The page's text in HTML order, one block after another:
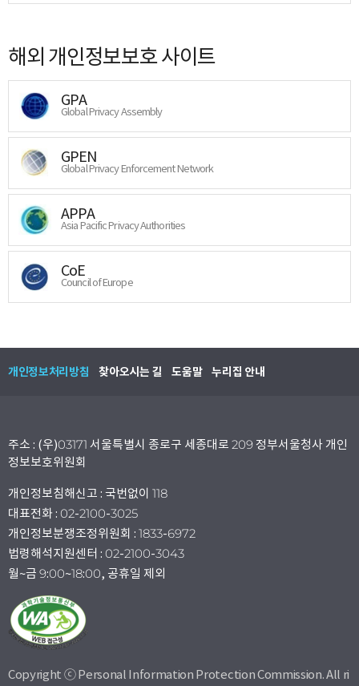
해외 개인정보보호 사이트
GPA
Global Privacy Assembly
GPEN
Global Privacy Enforcement Network
APPA
Asia Pacific Privacy Authorities
CoE
Council of Europe
개인정보처리방침 찾아오시는 길 도움말 누리집 안내
주소 : (우)03171 서울특별시 종로구 세종대로 209 정부서울청사 개인
정보보호위원회
개인정보침해신고 : 국번없이 118
대표전화 : 02-2100-3025
개인정보분쟁조정위원회 : 1833-6972
법령해석지원센터 : 02-2100-3043
월~금 9:00~18:00, 공휴일 제외
Copyright ⓒ Personal Information Protection Commission. All ri